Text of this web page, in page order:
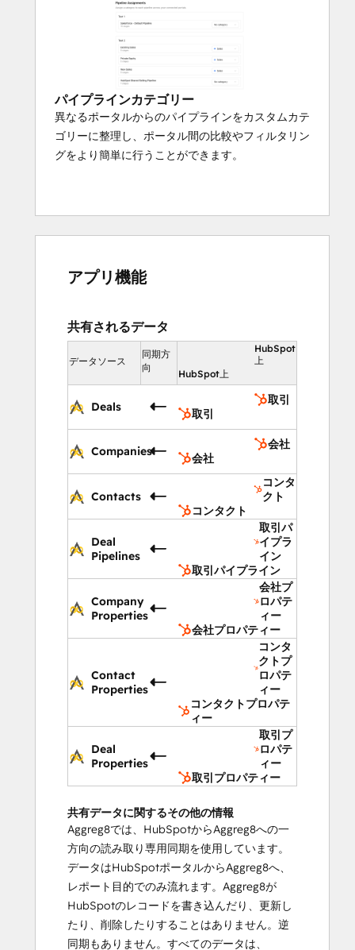
パイプラインカテゴリー
異なるポータルからのパイプラインをカスタムカテ
ゴリーに整理し、ポータル間の比較やフィルタリン
グをより簡単に行うことができます。
アプリ機能
共有されるデータ
データソース
同期方
向
HubSpot
上
HubSpot上
Deals
取引
取引
Companies
会社
会社
Contacts
コンタ
クト
コンタクト
Deal
Pipelines
取引パ
イプラ
イン
取引パイプライン
Company
Properties
会社プ
ロパテ
ィー
会社プロパティー
Contact
Properties
コンタ
クトプ
ロパテ
ィー
コンタクトプロパテ
ィー
Deal
Properties
取引プ
ロパテ
ィー
取引プロパティー
共有データに関するその他の情報
Aggreg8では、HubSpotからAggreg8への一
方向の読み取り専用同期を使用しています。
データはHubSpotポータルからAggreg8へ、
レポート目的でのみ流れます。Aggreg8が
HubSpotのレコードを書き込んだり、更新し
たり、削除したりすることはありません。逆
同期もありません。すべてのデータは、